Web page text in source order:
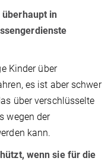
in
Kinder über
es ist aber schwer
über verschlüsselte
wegen der
kann.
wenn sie für die